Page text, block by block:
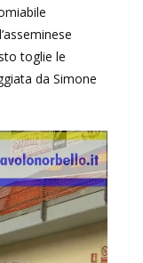
toglie le
da Simone